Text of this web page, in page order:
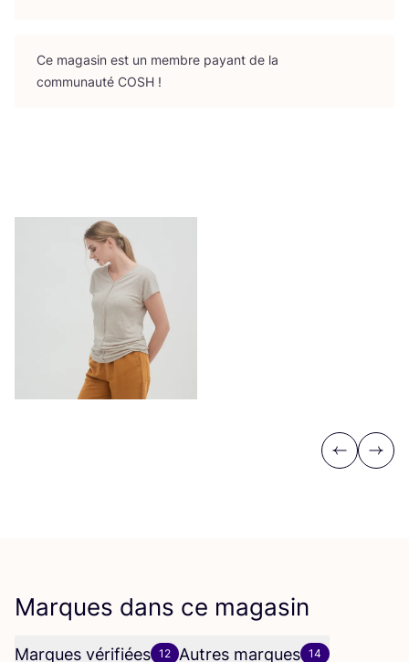
Ce maga­sin est un membre payant de la
com­mu­nau­té COSH !
Previous
Next
Marques dans ce magasin
Marques vérifiées 12 Autres marques 14